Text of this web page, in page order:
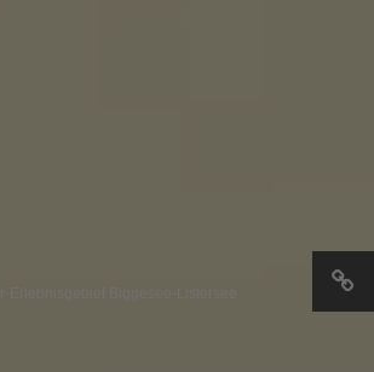
Erlebnisgebiet Biggesee-Listersee